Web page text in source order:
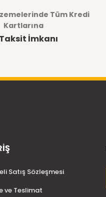
Tüm Kredi
Kartlarına
İmkanı
Satış Sözleşmesi
ve Teslimat